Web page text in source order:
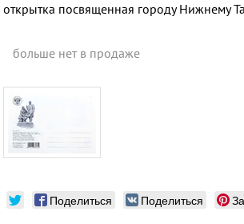
открытка посвященная городу Нижнему
больше нет в продаже
Поделиться Поделиться